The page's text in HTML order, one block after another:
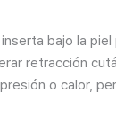
bajo la piel
retracción
o calor,